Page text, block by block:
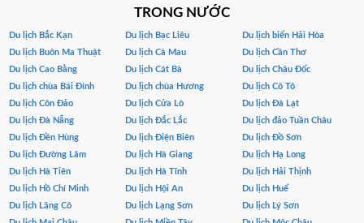
TRONG NƯỚC
Du lịch Bắc Kạn Du lịch Bạc Liêu
Du lịch biển Hải Hòa
Du lịch Buôn Ma Thuật
Du lịch Cà Mau
Du lịch Cần Thơ
Du lịch Cao Bằng
Du lịch Cát Bà
Du lịch Châu Đốc
Du lịch chùa Bái Đính
Du lịch chùa Hương
Du lịch Cô Tô
Du lịch Côn Đảo
Du lịch Cửa Lò
Du lịch Đà Lạt
Du lịch Đà Nẵng
Du lịch Đắc Lắc
Du lịch đảo Tuần Châu
Du lịch Đền Hùng
Du lịch Điện Biên
Du lịch Đồ Sơn
Du lịch Đường Lâm
Du lịch Hà Giang
Du lịch Hạ Long
Du lịch Hà Tiên
Du lịch Hà Tĩnh
Du lịch Hải Thịnh
Du lịch Hồ Chí Minh
Du lịch Hội An
Du lịch Huế
Du lịch Lăng Cô
Du lịch Lạng Sơn
Du lịch Lý Sơn